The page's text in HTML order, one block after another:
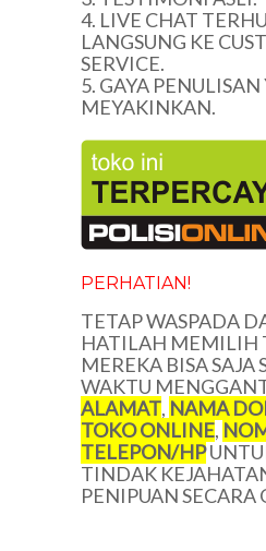
4. LIVE CHAT
LANGSUNG KE
SERVICE.
5. GAYA PENULISAN
MEYAKINKAN.
PERHATIAN!
TETAP WASPADA
HATILAH MEMILIH
MEREKA BISA SAJA
WAKTU
ALAMAT, NAMA
TOKO ONLINE,
TELEPON/HP
TINDAK
PENIPUAN SECARA